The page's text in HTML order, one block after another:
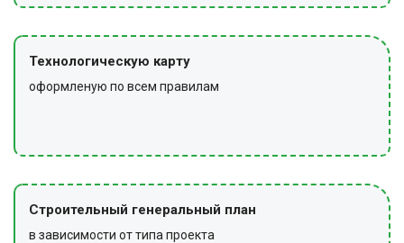
Технологическую карту
оформленую по всем правилам
Строительный генеральный план
в зависимости от типа проекта